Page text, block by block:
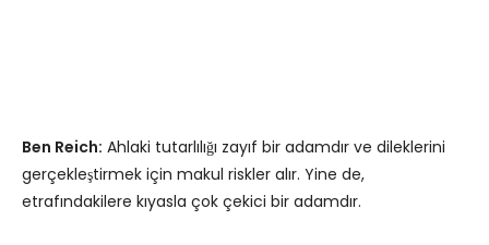
Ben Reich: Ahlaki tutarlılığı zayıf bir adamdır ve dileklerini
gerçekleştirmek için makul riskler alır. Yine de,
etrafındakilere kıyasla çok çekici bir adamdır.